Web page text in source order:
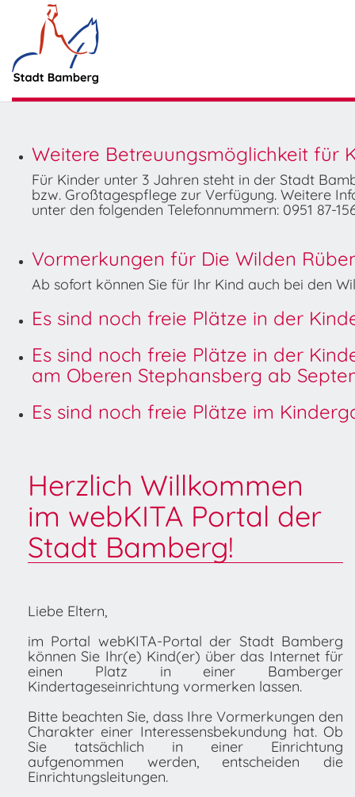
Weitere Betreuungsmöglichkeit für
Für Kinder unter 3 Jahren steht in der Stadt
bzw. Großtagespflege zur Verfügung. Weitere
unter den folgenden Telefonnummern: 0951 87-
Vormerkungen für Die Wilden
Ab sofort können Sie für Ihr Kind auch bei den
Es sind noch freie Plätze in der
Es sind noch freie Plätze in der
am Oberen Stephansberg ab
Es sind noch freie Plätze im
Herzlich Willkommen
im webKITA Portal der
Stadt Bamberg!
Liebe Eltern,
im Portal webKITA-Portal der Stadt Bamberg
können Sie Ihr(e) Kind(er) über das Internet für
einen Platz in einer Bamberger
Kindertageseinrichtung vormerken lassen.
Bitte beachten Sie, dass Ihre Vormerkungen den
Charakter einer Interessensbekundung hat. Ob
Sie tatsächlich in einer Einrichtung
aufgenommen werden, entscheiden die
Einrichtungsleitungen.